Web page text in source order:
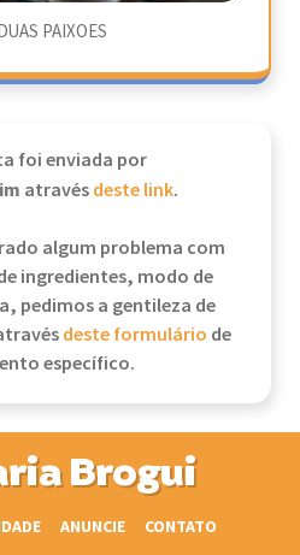
PAIXOES
foi enviada por
atravésdeste link.
algum problema com
ingredientes, modo de
pedimos a gentileza de
deste formulário de
específico.
Brogui
ANUNCIE CONTATO